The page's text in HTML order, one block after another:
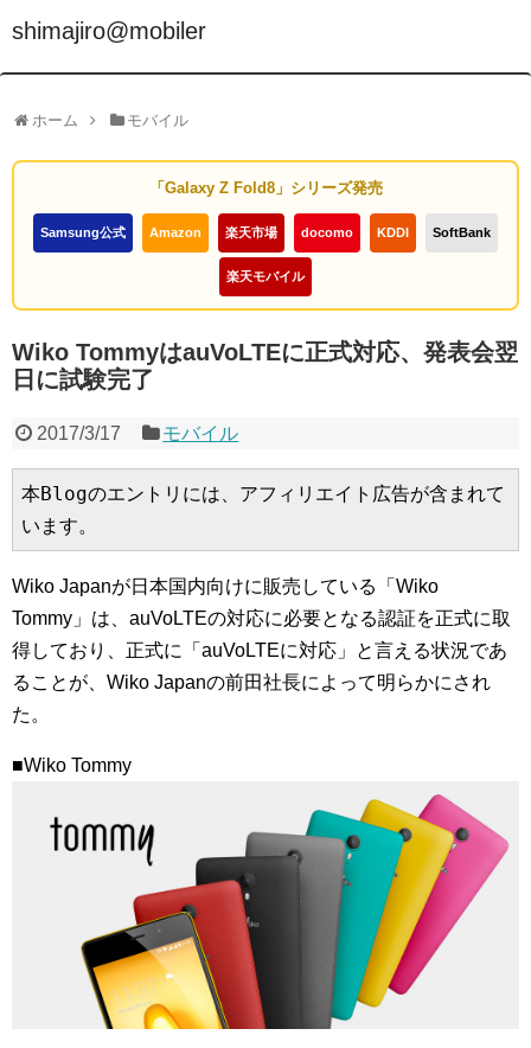
shimajiro@mobiler
ホーム モバイル
「Galaxy Z Fold8」シリーズ発売
Samsung公式 Amazon 楽天市場 docomo KDDI SoftBank
楽天モバイル
Wiko TommyはauVoLTEに正式対応、発表会翌
日に試験完了
2017/3/17 モバイル
本Blogのエントリには、アフィリエイト広告が含まれて
います。
Wiko Japanが日本国内向けに販売している「Wiko
Tommy」は、auVoLTEの対応に必要となる認証を正式に取
得しており、正式に「auVoLTEに対応」と言える状況であ
ることが、Wiko Japanの前田社長によって明らかにされ
た。
■Wiko Tommy